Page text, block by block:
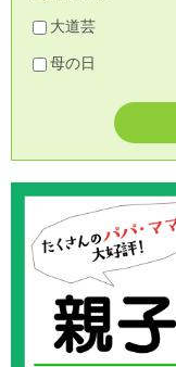
大道芸
母の日